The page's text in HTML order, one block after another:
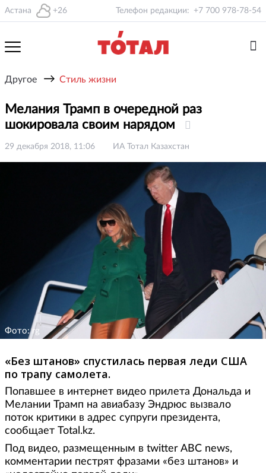
Астана +26 Телефон редакции: +7 700 978-78-54
Другое → Стиль жизни
Мелания Трамп в очередной раз
шокировала своим нарядом
29 декабря 2018, 11:06 ИА Тотал Казахстан
Фото: rg
«Без штанов» спустилась первая леди США
по трапу самолета.
Попавшее в интернет видео прилета Дональда и
Мелании Трамп на авиабазу Эндрюс вызвало
поток критики в адрес супруги президента,
сообщает Total.kz.
Под видео, размещенным в twitter ABC news,
комментарии пестрят фразами «без штанов» и